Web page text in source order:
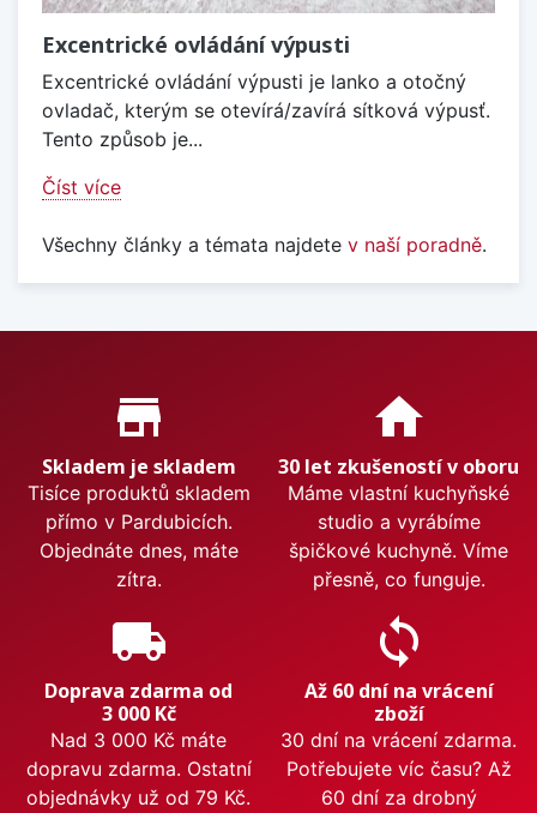
Excentrické ovládání výpusti
Excentrické ovládání výpusti je lanko a otočný
ovladač, kterým se otevírá/zavírá sítková výpusť.
Tento způsob je...
Číst více
Všechny články a témata najdete v naší poradně.
Proč nakupovat u nás?
store_mall_directory
Skladem je skladem
Tisíce produktů skladem
přímo v Pardubicích.
Objednáte dnes, máte
zítra.
home
30 let zkušeností v oboru
Máme vlastní kuchyňské
studio a vyrábíme
špičkové kuchyně. Víme
přesně, co funguje.
local_shipping
Doprava zdarma od
3 000 Kč
Nad 3 000 Kč máte
dopravu zdarma. Ostatní
objednávky už od 79 Kč.
sync
Až 60 dní na vrácení
zboží
30 dní na vrácení zdarma.
Potřebujete víc času? Až
60 dní za drobný